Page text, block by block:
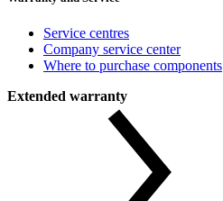
Service centres
Company service center
Where to purchase components
Extended warranty